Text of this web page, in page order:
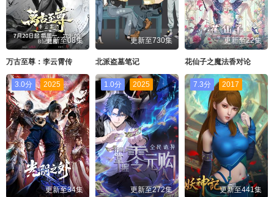
更新至08集
万古至尊：李云霄传
更新至730集
北派盗墓笔记
更新至22集
花仙子之魔法香对论
3.0分 2025
更新至34集
1.0分 2025
更新至272集
7.3分 2017
更新至441集